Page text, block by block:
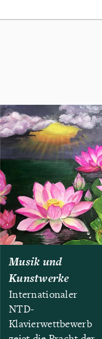
Musik und
Kunstwerke
Internationaler
NTD-
Klavierwettbewerb